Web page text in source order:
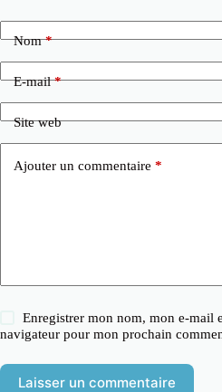
Nom*
E-mail*
Site web
Ajouter un commentaire *
Enregistrer mon nom, mon e-mail
navigateur pour mon prochain
Laisser un commentaire